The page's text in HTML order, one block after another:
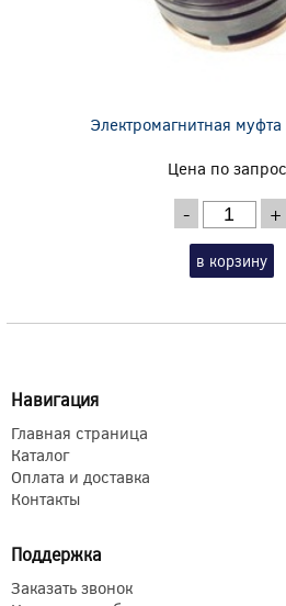
Электромагнитная
Цена по
- +
в корзину
Навигация
Главная страница
Каталог
Оплата и доставка
Контакты
Поддержка
Заказать звонок